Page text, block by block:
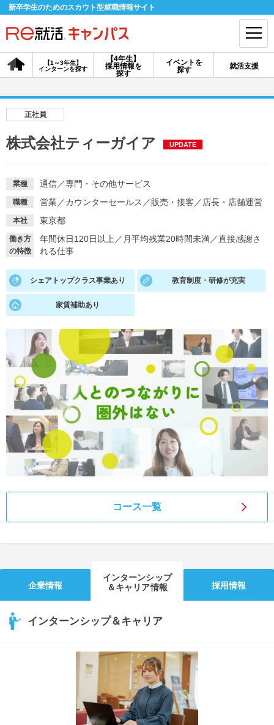
新卒学生のためのスカウト型就職情報サイト
【4年生】
採用情報を
探す
【1～3年生】
インターンを探す
イベントを
探す
就活支援
会員登録 ログイン
採用情報を探す
説明会を探す
イベントを探す
就活支援
適職診断
あなたに合う仕事を診断！
就活チャンネル
動画で対策講座をチェック
就活ニュースペーパー
就活時事ニュースを更新
よくある質問
不明点があればこちら
正社員
株式会社ティーガイア UPDATE
業種 通信／専門・その他サービス
職種 営業／カウンターセールス ／販売・接客 ／ 店長・店舗運営
本社 東京都
働き方
の特徴
年間休日120日以上 ／ 月平均残業20時間未満／直接感謝さ
れる仕事
シェアトップクラス事業あり 教育制度・研修が充実
家賃補助あり
コース一覧
企業情報
インターンシップ
＆キャリア情報
採用情報
インターンシップ＆キャリア